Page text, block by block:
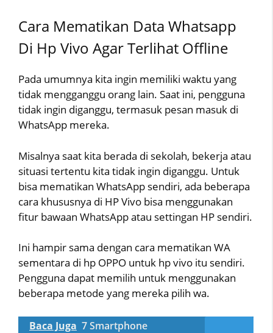
Cara Mematikan Data Whatsapp
Di Hp Vivo Agar Terlihat Offline
Pada umumnya kita ingin memiliki waktu yang
tidak mengganggu orang lain. Saat ini, pengguna
tidak ingin diganggu, termasuk pesan masuk di
WhatsApp mereka.
Misalnya saat kita berada di sekolah, bekerja atau
situasi tertentu kita tidak ingin diganggu. Untuk
bisa mematikan WhatsApp sendiri, ada beberapa
cara khususnya di HP Vivo bisa menggunakan
fitur bawaan WhatsApp atau settingan HP sendiri.
Ini hampir sama dengan cara mematikan WA
sementara di hp OPPO untuk hp vivo itu sendiri.
Pengguna dapat memilih untuk menggunakan
beberapa metode yang mereka pilih wa.
Baca Juga 7 Smartphone